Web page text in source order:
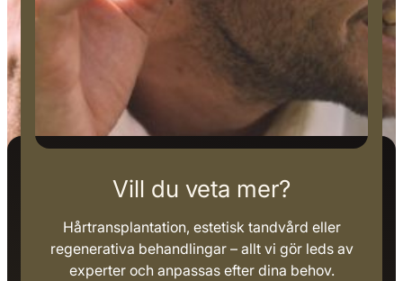
Vill du veta mer?
Hårtransplantation, estetisk tandvård eller
regenerativa behandlingar – allt vi gör leds av
experter och anpassas efter dina behov.